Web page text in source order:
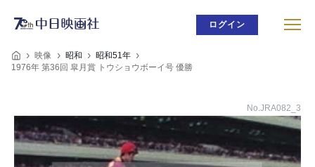
ログイン
映像 昭和
昭和51年
1976年 第36回 皐月賞 トウショウボーイ号 優勝
No.JRA082_3